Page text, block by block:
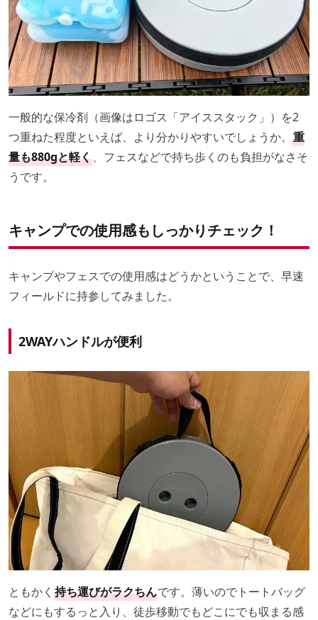
一般的な保冷剤（画像はロゴス「アイススタック」）を2
つ重ねた程度といえば、より分かりやすいでしょうか。 重
量も880gと軽く、フェスなどで持ち歩くのも負担がなさそ
うです。
キャンプでの使用感もしっかりチェック！
キャンプやフェスでの使用感はどうかということで、早速
フィールドに持参してみました。
2WAYハンドルが便利
ともかく 持ち運びがラクちんです。薄いのでトートバッグ
などにもするっと入り、徒歩移動でもどこにでも収まる感